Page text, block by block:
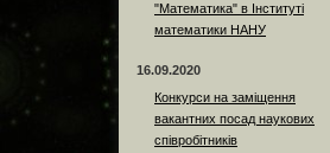
"Математика" в Інституті
математики НАНУ
16.09.2020
Конкурси на заміщення
вакантних посад наукових
співробітників